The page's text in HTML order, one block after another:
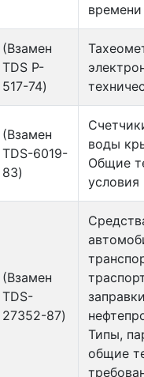
(Взамен
TDS P-
517-74)
(Взамен
TDS-6019-
83)
воды
Общие
условия
(Взамен
TDS-
27352-87)
Типы,
общие